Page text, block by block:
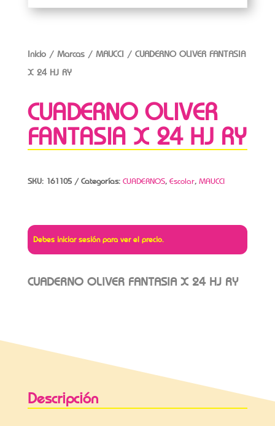
Inicio/ Marcas/ MAUCCI / CUADERNO OLIVER FANTASIA
X 24 HJ RY
CUADERNO OLIVER
FANTASIA X 24 HJ RY
SKU: 161105 Categorías: CUADERNOS, Escolar, MAUCCI
Debes iniciar sesión para ver el precio.
CUADERNO OLIVER FANTASIA X 24 HJ RY
Descripción